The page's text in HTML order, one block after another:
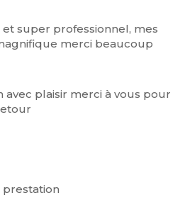
super professionnel, mes
merci beaucoup
avec plaisir merci à vous pour
prestation